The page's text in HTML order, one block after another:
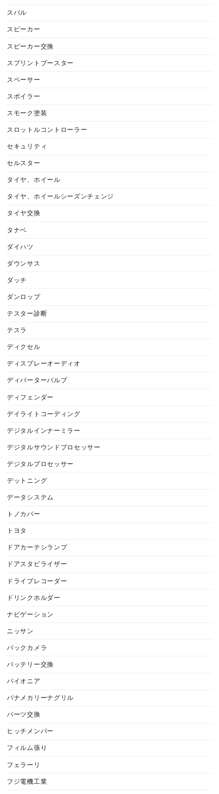
スバル
スピーカー
スピーカー交換
スプリントブースター
スペーサー
スポイラー
スモーク塗装
スロットルコントローラー
セキュリティ
セルスター
タイヤ、ホイール
タイヤ、ホイールシーズンチェンジ
タイヤ交換
タナベ
ダイハツ
ダウンサス
ダッチ
ダンロップ
テスター診断
テスラ
ディクセル
ディスプレーオーディオ
ディバーターバルブ
ディフェンダー
デイライトコーディング
デジタルインナーミラー
デジタルサウンドプロセッサー
デジタルプロセッサー
デットニング
データシステム
トノカバー
トヨタ
ドアカーテシランプ
ドアスタビライザー
ドライブレコーダー
ドリンクホルダー
ナビゲーション
ニッサン
バックカメラ
バッテリー交換
パイオニア
パナメカリーナグリル
パーツ交換
ヒッチメンバー
フィルム張り
フェラーリ
フジ電機工業